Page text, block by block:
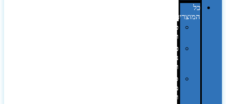
כל
המוצרים
טכנולוגיה
וגאדג'טים
פנאי,
נופש
ונסיעות
סביבת
משרד
ופרימיום